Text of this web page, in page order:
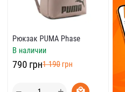
Рюкзак PUMA Phase
В наличии
‍790‍ грн‍1 190‍ грн